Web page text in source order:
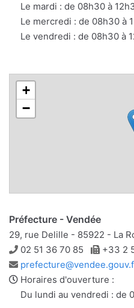
Le mardi : de 08h30 à
Le mercredi : de 08h30 à
Le vendredi : de 08h30 à
+
−
Préfecture - Vendée
29, rue Delille - 85922 - La
Téléphone
02 51 36 70 85
+33 2
Adresse
e-
mail
Horaires d'ouverture :
Du lundi au vendredi : de